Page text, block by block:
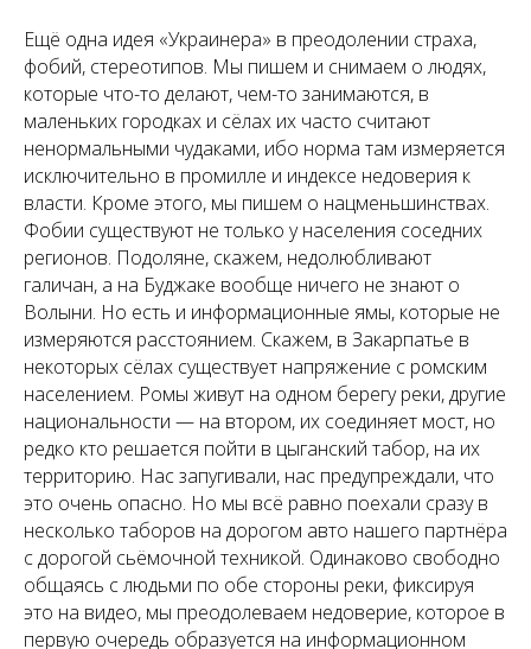
Ещё одна идея «Украинера» в преодолении страха,
фобий, стереотипов. Мы пишем и снимаем о людях,
которые что-то делают, чем-то занимаются, в
маленьких городках и сёлах их часто считают
ненормальными чудаками, ибо норма там измеряется
исключительно в промилле и индексе недоверия к
власти. Кроме этого, мы пишем о нацменьшинствах.
Фобии существуют не только у населения соседних
регионов. Подоляне, скажем, недолюбливают
галичан, а на Буджаке вообще ничего не знают о
Волыни. Но есть и информационные ямы, которые не
измеряются расстоянием. Скажем, в Закарпатье в
некоторых сёлах существует напряжение с ромским
населением. Ромы живут на одном берегу реки, другие
национальности — на втором, их соединяет мост, но
редко кто решается пойти в цыганский табор, на их
территорию. Нас запугивали, нас предупреждали, что
это очень опасно. Но мы всё равно поехали сразу в
несколько таборов на дорогом авто нашего партнёра
с дорогой сьёмочной техникой. Одинаково свободно
общаясь с людьми по обе стороны реки, фиксируя
это на видео, мы преодолеваем недоверие, которое в
первую очередь образуется на информационном